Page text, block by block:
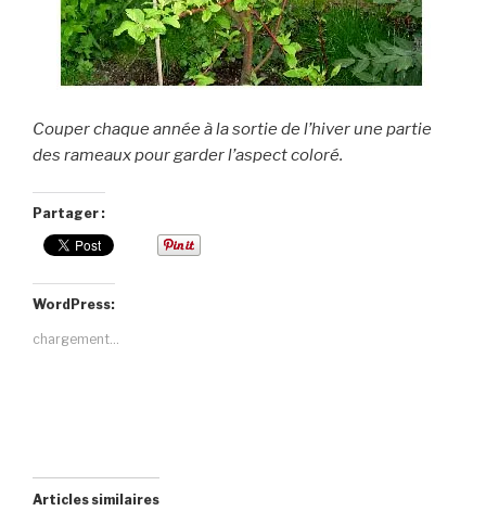
Couper chaque année à la sortie de l’hiver une partie
des rameaux pour garder l’aspect coloré.
Partager :
WordPress:
chargement…
Articles similaires